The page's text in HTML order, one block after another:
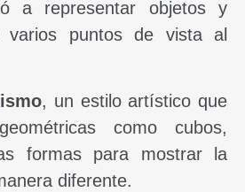
a representar objetos y
varios puntos de vista al
, un estilo artístico que
como cubos,
formas para mostrar la
diferente.